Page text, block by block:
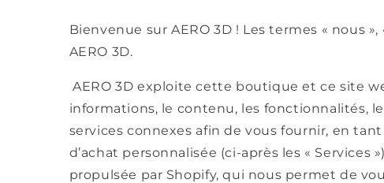
Bienvenue sur AERO 3D ! Les termes « nous
AERO 3D.
AERO 3D exploite cette boutique et ce site
informations, le contenu, les fonctionnalités,
services connexes afin de vous fournir, en
d’achat personnalisée (ci-après les « Services
propulsée par Shopify, qui nous permet de